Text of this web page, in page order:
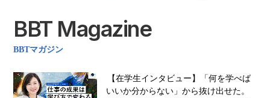
BBT Magazine
BBTマガジン
【在学生インタビュー】「何を学べば
いいか分からない」から抜け出せた。